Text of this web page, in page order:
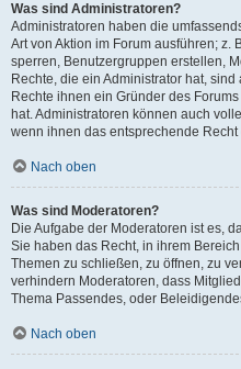
Was sind Administratoren?
Administratoren haben die
Art von Aktion im Forum ausführen; z.
sperren, Benutzergruppen erstellen,
Rechte, die ein Administrator hat,
Rechte ihnen ein Gründer des
hat. Administratoren können auch
wenn ihnen das entsprechende Recht
Nach oben
Was sind Moderatoren?
Die Aufgabe der Moderatoren ist es,
Sie haben das Recht, in ihrem
Themen zu schließen, zu öffnen, zu
verhindern Moderatoren, dass
Thema Passendes, oder
Nach oben